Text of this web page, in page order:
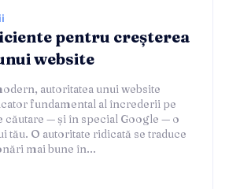
pentru creșterea
website
autoritatea unui website
fundamental al încrederii pe
căutare — și în special Google — o
tău. O autoritate ridicată se traduce
mai bune în...